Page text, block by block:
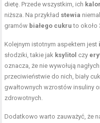
dietę. Przede wszystkim, ich
niższa. Na przykład stewia
gramów białego cukru to około
Kolejnym istotnym aspektem jest
słodziki, takie jak ksylitol czy
oznacza, że nie wywołują
przeciwieństwie do nich, biały
gwałtownych wzrostów insuliny
zdrowotnych.
Dodatkowo warto zauważyć, że